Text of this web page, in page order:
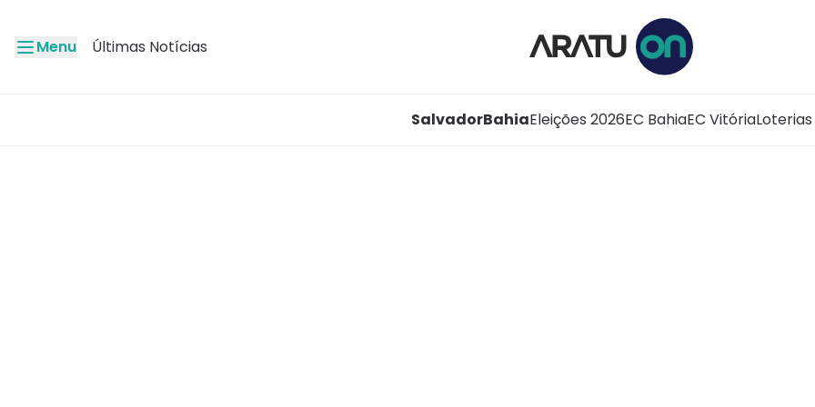
Menu Últimas Notícias
SalvadorBahiaEleições 2026EC BahiaEC VitóriaLoterias